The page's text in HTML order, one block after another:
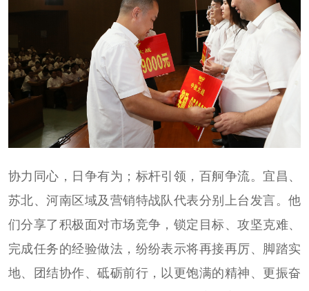
协力同心，日争有为；标杆引领，百舸争流。宜昌、
苏北、河南区域及营销特战队代表分别上台发言。他
们分享了积极面对市场竞争，锁定目标、攻坚克难、
完成任务的经验做法，纷纷表示将再接再厉、脚踏实
地、团结协作、砥砺前行，以更饱满的精神、更振奋